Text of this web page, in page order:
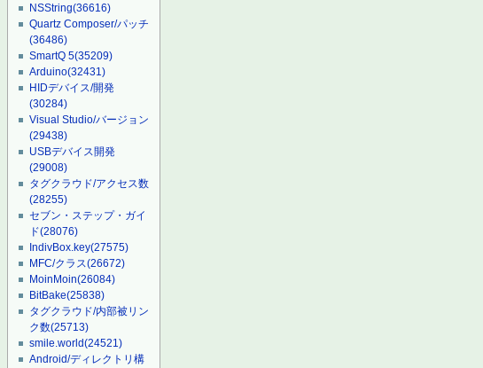
NSString(36616)
Quartz Composer/パッチ
(36486)
SmartQ 5(35209)
Arduino(32431)
HIDデバイス/開発
(30284)
Visual Studio/バージョン
(29438)
USBデバイス開発
(29008)
タグクラウド/アクセス数
(28255)
セブン・ステップ・ガイ
ド(28076)
IndivBox.key(27575)
MFC/クラス(26672)
MoinMoin(26084)
BitBake(25838)
タグクラウド/内部被リン
ク数(25713)
smile.world(24521)
Android/ディレクトリ構